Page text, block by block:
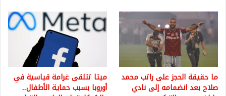
ما حقيقة الحجز على راتب محمد
صلاح بعد انضمامه إلى نادي
ميتا تتلقى غرامة قياسية في
أوروبا بسبب حماية الأطفال..